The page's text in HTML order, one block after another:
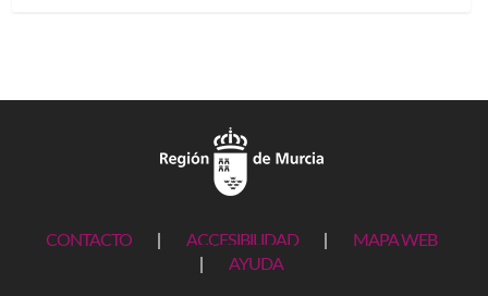
CONTACTO ACCESIBILIDAD
MAPA WEB
AYUDA